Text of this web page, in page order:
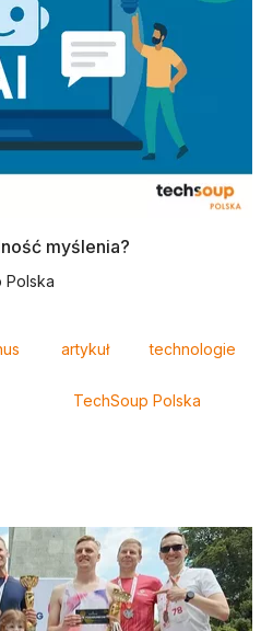
myślenia?
Polska
artykuł technologie
TechSoup Polska